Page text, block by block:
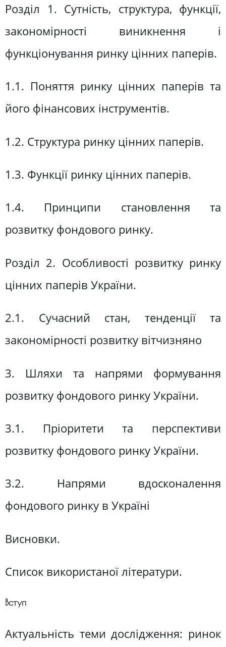
Розділ 1. Сутність, структура, функції,
закономірності виникнення і
функціонування ринку цінних паперів.
1.1. Поняття ринку цінних паперів та
його фінансових інструментів.
1.2. Структура ринку цінних паперів.
1.3. Функції ринку цінних паперів.
1.4. Принципи становлення та
розвитку фондового ринку.
Розділ 2. Особливості розвитку ринку
цінних паперів України.
2.1. Сучасний стан, тенденції та
закономірності розвитку вітчизняно
3. Шляхи та напрями формування
розвитку фондового ринку України.
3.1. Пріоритети та перспективи
розвитку фондового ринку України.
3.2. Напрями вдосконалення
фондового ринку в Україні
Висновки.
Список використаної літератури.
Вступ
Актуальність теми дослідження: ринок